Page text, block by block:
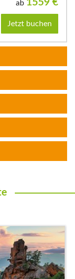
ab 1559 €
Jetzt buchen